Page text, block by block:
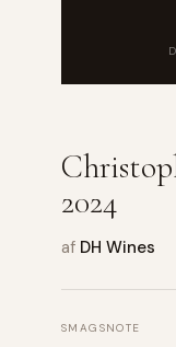
2024
af DH Wines
SMAGSNOTE